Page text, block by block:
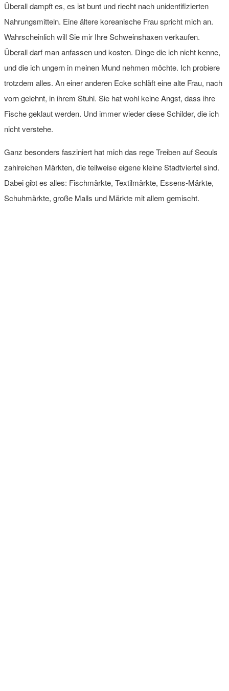
Überall dampft es, es ist bunt und riecht nach unidentifizierten
Nahrungsmitteln. Eine ältere koreanische Frau spricht mich an.
Wahrscheinlich will Sie mir Ihre Schweinshaxen verkaufen.
Überall darf man anfassen und kosten. Dinge die ich nicht kenne,
und die ich ungern in meinen Mund nehmen möchte. Ich probiere
trotzdem alles. An einer anderen Ecke schläft eine alte Frau, nach
vorn gelehnt, in ihrem Stuhl. Sie hat wohl keine Angst, dass ihre
Fische geklaut werden. Und immer wieder diese Schilder, die ich
nicht verstehe.
Ganz besonders fasziniert hat mich das rege Treiben auf Seouls
zahlreichen Märkten, die teilweise eigene kleine Stadtviertel sind.
Dabei gibt es alles: Fischmärkte, Textilmärkte, Essens-Märkte,
Schuhmärkte, große Malls und Märkte mit allem gemischt.